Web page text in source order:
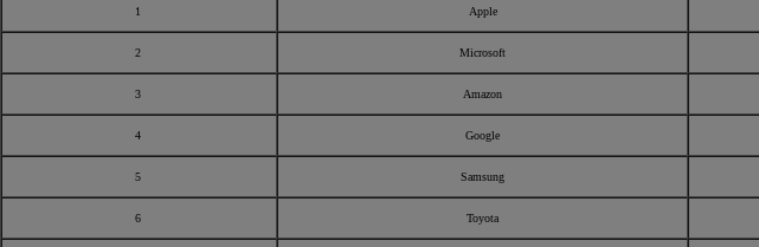
1 Apple
2 Microsoft
3 Amazon
4 Google
5 Samsung
6 Toyota